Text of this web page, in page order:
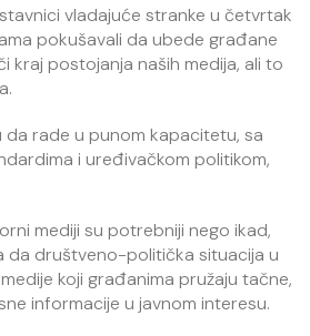
vladajuće stranke u četvrtak
pokušavali da ubede građane
kraj postojanja naših medija, ali to
da rade u punom kapacitetu, sa
i uređivačkom politikom,
mediji su potrebniji nego ikad,
da društveno-politička situacija u
koji građanima pružaju tačne,
informacije u javnom interesu.